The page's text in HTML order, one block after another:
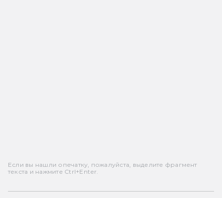
Если вы нашли опечатку, пожалуйста, выделите фрагмент
текста и нажмите Ctrl+Enter.